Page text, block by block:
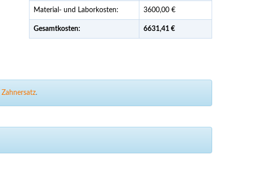
Material- und Laborkosten: 3600,00 €
Gesamtkosten: 6631,41 €
Zahnersatz.